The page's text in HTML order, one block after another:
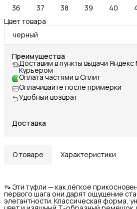
36
37 38 39 40
Цвет товара
черный
Преимущества
Доставим в пункты выдачи
Курьером
Оплата частями в Сплит
Оплачивайте после примерки
Удобный возврат
Доставка
О товаре Характеристики
👡 Эти туфли — как лёгкое
первого шага они дарят ощущение
элегантности. Классическая форма,